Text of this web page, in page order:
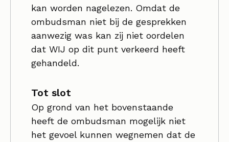
kan worden nagelezen. Omdat de
ombudsman niet bij de gesprekken
aanwezig was kan zij niet oordelen
dat WIJ op dit punt verkeerd heeft
gehandeld.
Tot slot
Op grond van het bovenstaande
heeft de ombudsman mogelijk niet
het gevoel kunnen wegnemen dat de